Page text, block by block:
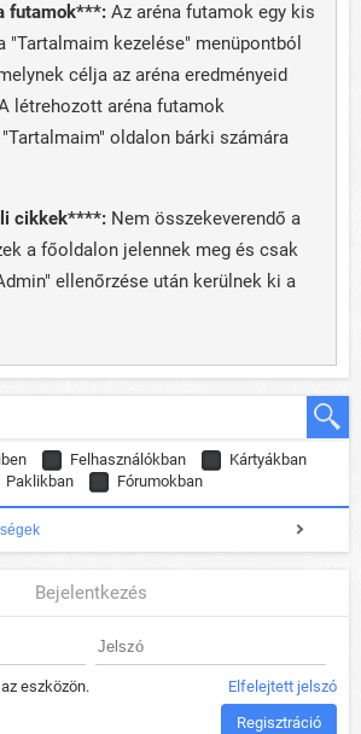
futamok***: Az aréna futamok egy kis
"Tartalmaim kezelése" menüpontból
célja az aréna eredményeid
létrehozott aréna futamok
oldalon bárki számára
cikkek****: Nem összekeverendő a
a főoldalon jelennek meg és csak
ellenőrzése után kerülnek ki a
Felhasználókban
Kártyákban
Paklikban
Fórumokban
Bejelentkezés
eszközön. Elfelejtett jelszó
Regisztráció